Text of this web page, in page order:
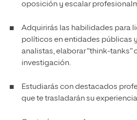
oposición y escalar
Adquirirás las habilidades para
políticos en entidades públicas
analistas, elaborar “think-tanks”
investigación.
Estudiarás con destacados
que te trasladarán su